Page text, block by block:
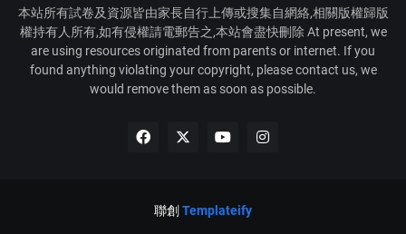
本站所有試卷及資源皆由家長自行上傳或搜集自網絡,相關版權歸版
權持有人所有,如有侵權請電郵告之,本站會盡快刪除 At present, we
are using resources originated from parents or internet. If you
found anything violating your copyright, please contact us, we
would remove them as soon as possible.
聯創 Templateify